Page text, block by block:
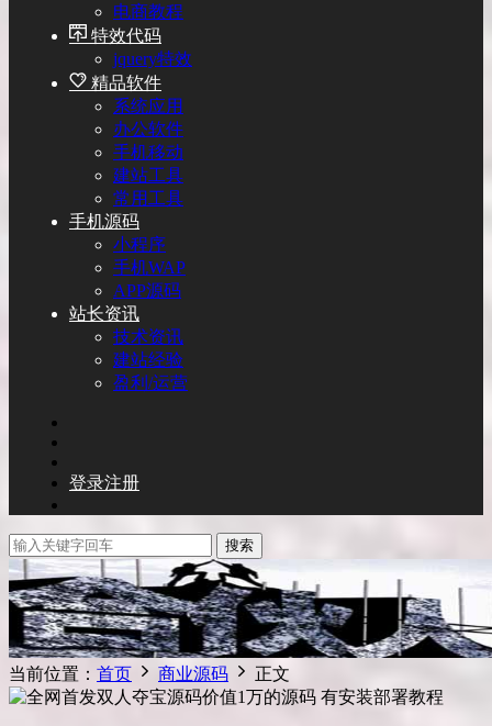
电商教程
特效代码
jquery特效
精品软件
系统应用
办公软件
手机移动
建站工具
常用工具
手机源码
小程序
手机WAP
APP源码
站长资讯
技术资讯
建站经验
盈利/运营
登录注册
搜索
当前位置： 首页 商业源码 正文